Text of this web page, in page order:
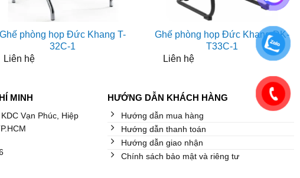
Ghế phòng họp Đức Khang T-
32C-1
Liên hệ
Ghế phòng họp Đức Khang DK-
T33C-1
Liên hệ
MINH
Vạn Phúc, Hiệp
HƯỚNG DẪN KHÁCH HÀNG
Hướng dẫn mua hàng
Hướng dẫn thanh toán
Hướng dẫn giao nhận
Chính sách bảo mật và riêng tư